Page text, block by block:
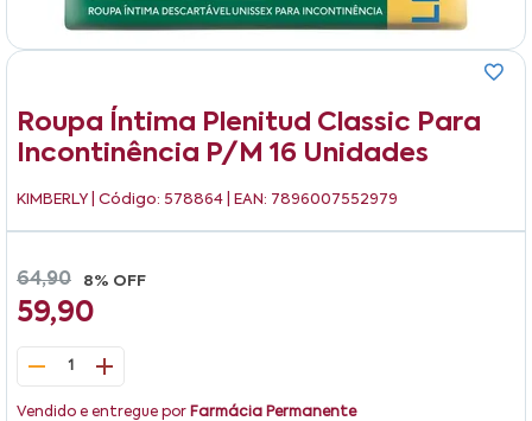
Roupa Íntima Plenitud Classic Para
Incontinência P/m 16 Unidades
KIMBERLY | Código: 578864 | EAN: 7896007552979
64,90 8% OFF
59,90
1
Vendido e entregue por Farmácia Permanente